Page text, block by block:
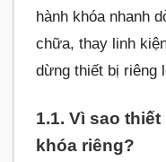
hành khóa nhanh
chữa, thay linh
dừng thiết bị riêng
1.1. Vì sao
khóa riêng?